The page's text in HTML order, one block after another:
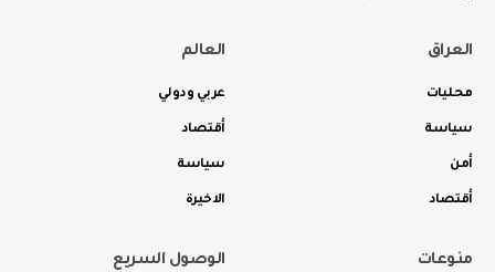
العراق
محليات
سياسة
أمن
أقتصاد
العالم
عربي ودولي
أقتصاد
سياسة
الاخيرة
منوعات الوصول السريع